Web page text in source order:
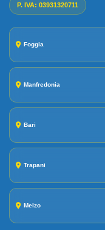
P. IVA: 03931320711
Foggia
Manfredonia
Bari
Trapani
Melzo